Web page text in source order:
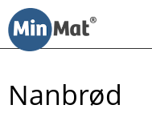
innhold
Nanbrød